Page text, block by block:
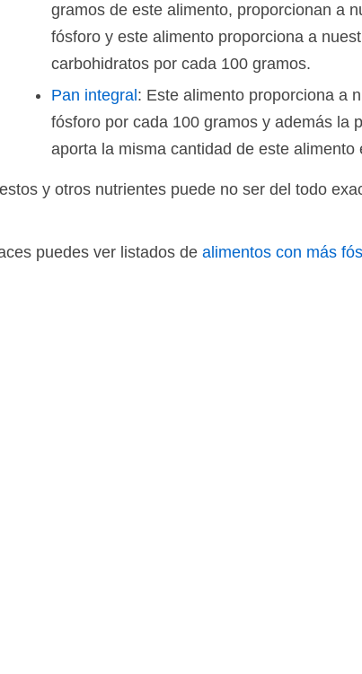
gramos de este alimento, proporcionan a
fósforo y este alimento proporciona a
carbohidratos por cada 100 gramos.
Pan integral : Este alimento proporciona a
fósforo por cada 100 gramos y además la
aporta la misma cantidad de este alimento
y otros nutrientes puede no ser del todo
puedes ver listados de alimentos con más